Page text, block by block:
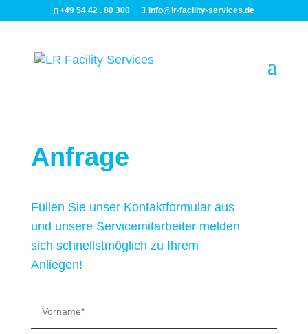
+49 54 42 . 80 300 info@lr-facility-services.de
Anfrage
Füllen Sie unser Kontaktformular aus
und unsere Servicemitarbeiter melden
sich schnellstmöglich zu Ihrem
Anliegen!